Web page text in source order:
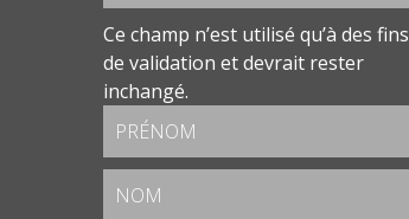
Ce champ n’est utilisé qu’à des fins
de validation et devrait rester
inchangé.